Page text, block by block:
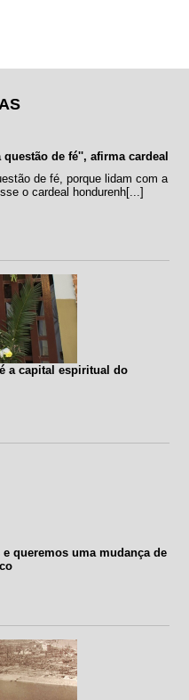
de fé'', afirma cardeal
de fé, porque lidam com a
o cardeal hondurenh[...]
a capital espiritual do
queremos uma mudança de